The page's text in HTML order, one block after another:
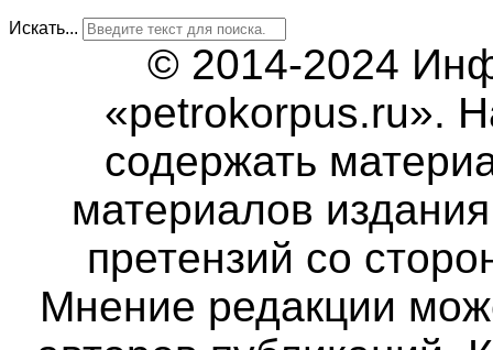
Искать...
© 2014-2024
«petrokorpus.ru».
содержать
материалов
претензий со
Мнение редакции